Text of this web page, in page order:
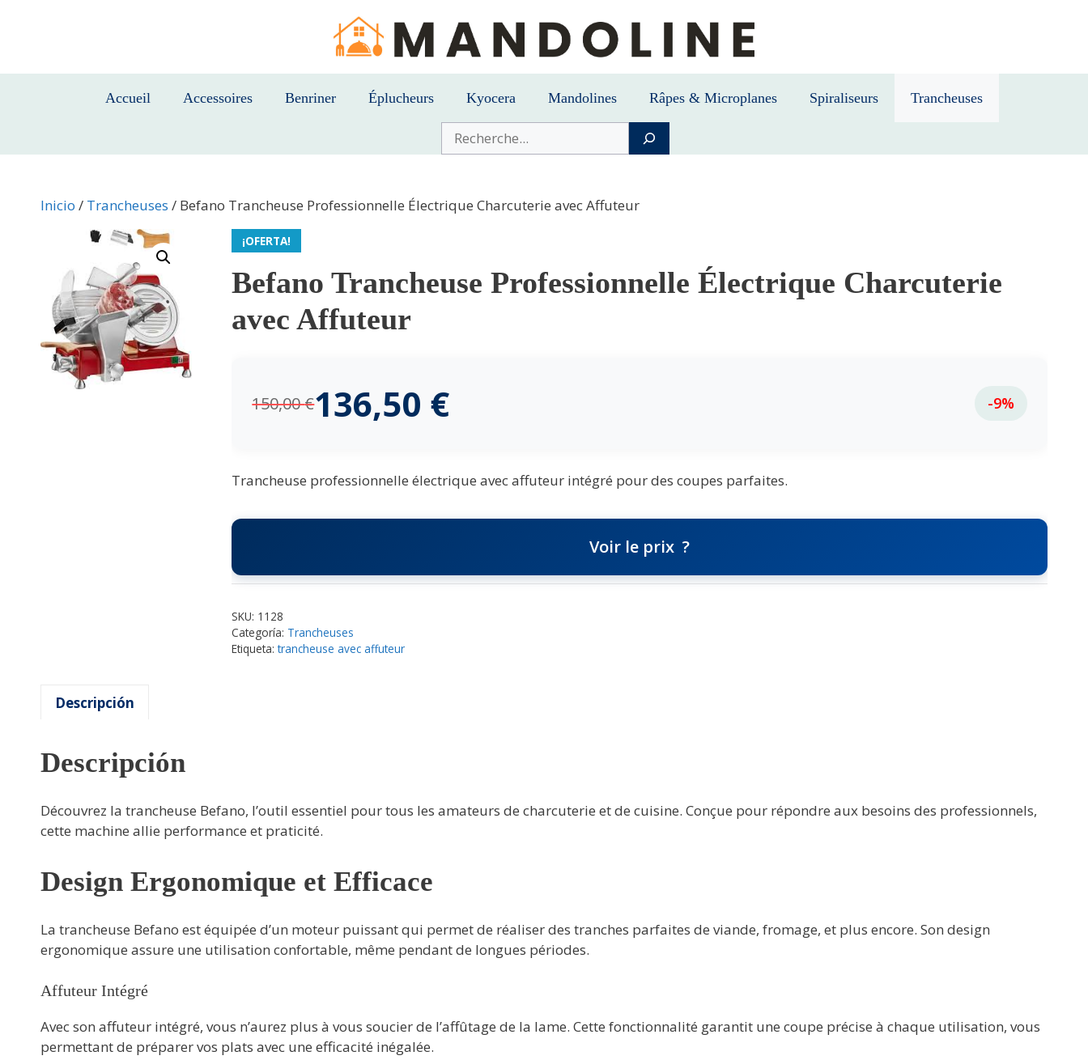
Accueil Accessoires Benriner Éplucheurs Kyocera Mandolines Râpes & Microplanes Spiraliseurs Trancheuses
Buscar
Inicio / Trancheuses / Befano Trancheuse Professionnelle Électrique Charcuterie avec Affuteur
¡OFERTA!
Befano Trancheuse Professionnelle Électrique Charcuterie
avec Affuteur
150,00€136,50 € -9%
Trancheuse professionnelle électrique avec affuteur intégré pour des coupes parfaites.
Voir le prix
SKU: 1128
Categoría: Trancheuses
Etiqueta:trancheuse avec affuteur
Descripción
Descripción
Découvrez la trancheuse Befano, l’outil essentiel pour tous les amateurs de charcuterie et de cuisine. Conçue pour répondre aux besoins des professionnels,
cette machine allie performance et praticité.
Design Ergonomique et Efficace
La trancheuse Befano est équipée d’un moteur puissant qui permet de réaliser des tranches parfaites de viande, fromage, et plus encore. Son design
ergonomique assure une utilisation confortable, même pendant de longues périodes.
Affuteur Intégré
Avec son affuteur intégré, vous n’aurez plus à vous soucier de l’affûtage de la lame. Cette fonctionnalité garantit une coupe précise à chaque utilisation, vous
permettant de préparer vos plats avec une efficacité inégalée.